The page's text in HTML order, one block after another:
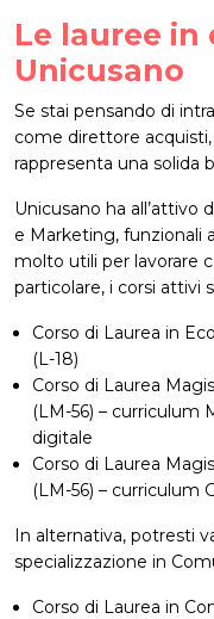
Le lauree in
Unicusano
Se stai pensando di
come direttore
rappresenta una solida
Unicusano ha all’attivo
e Marketing, funzionali
molto utili per lavorare
particolare, i corsi attivi
Corso di Laurea in
(L-18)
Corso di Laurea
(LM-56) – curriculum
digitale
Corso di Laurea
(LM-56) – curriculum
In alternativa, potresti
specializzazione in
Corso di Laurea in